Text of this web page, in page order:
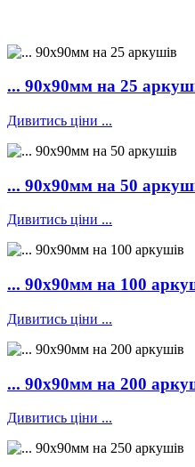
... 90х90мм на 25
Дивитись ціни ...
... 90х90мм на 50
Дивитись ціни ...
... 90х90мм на 100
Дивитись ціни ...
... 90х90мм на 200
Дивитись ціни ...